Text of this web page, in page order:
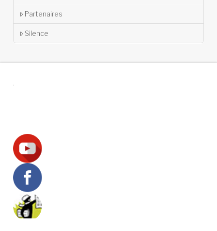
Partenaires
Silence